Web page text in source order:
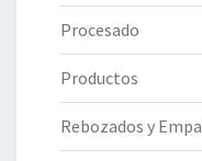
Procesado
Productos
Rebozados y